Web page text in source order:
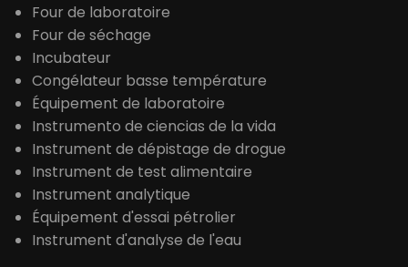
Four de laboratoire
Four de séchage
Incubateur
Congélateur basse température
Équipement de laboratoire
Instrumento de ciencias de la vida
Instrument de dépistage de drogue
Instrument de test alimentaire
Instrument analytique
Équipement d'essai pétrolier
Instrument d'analyse de l'eau